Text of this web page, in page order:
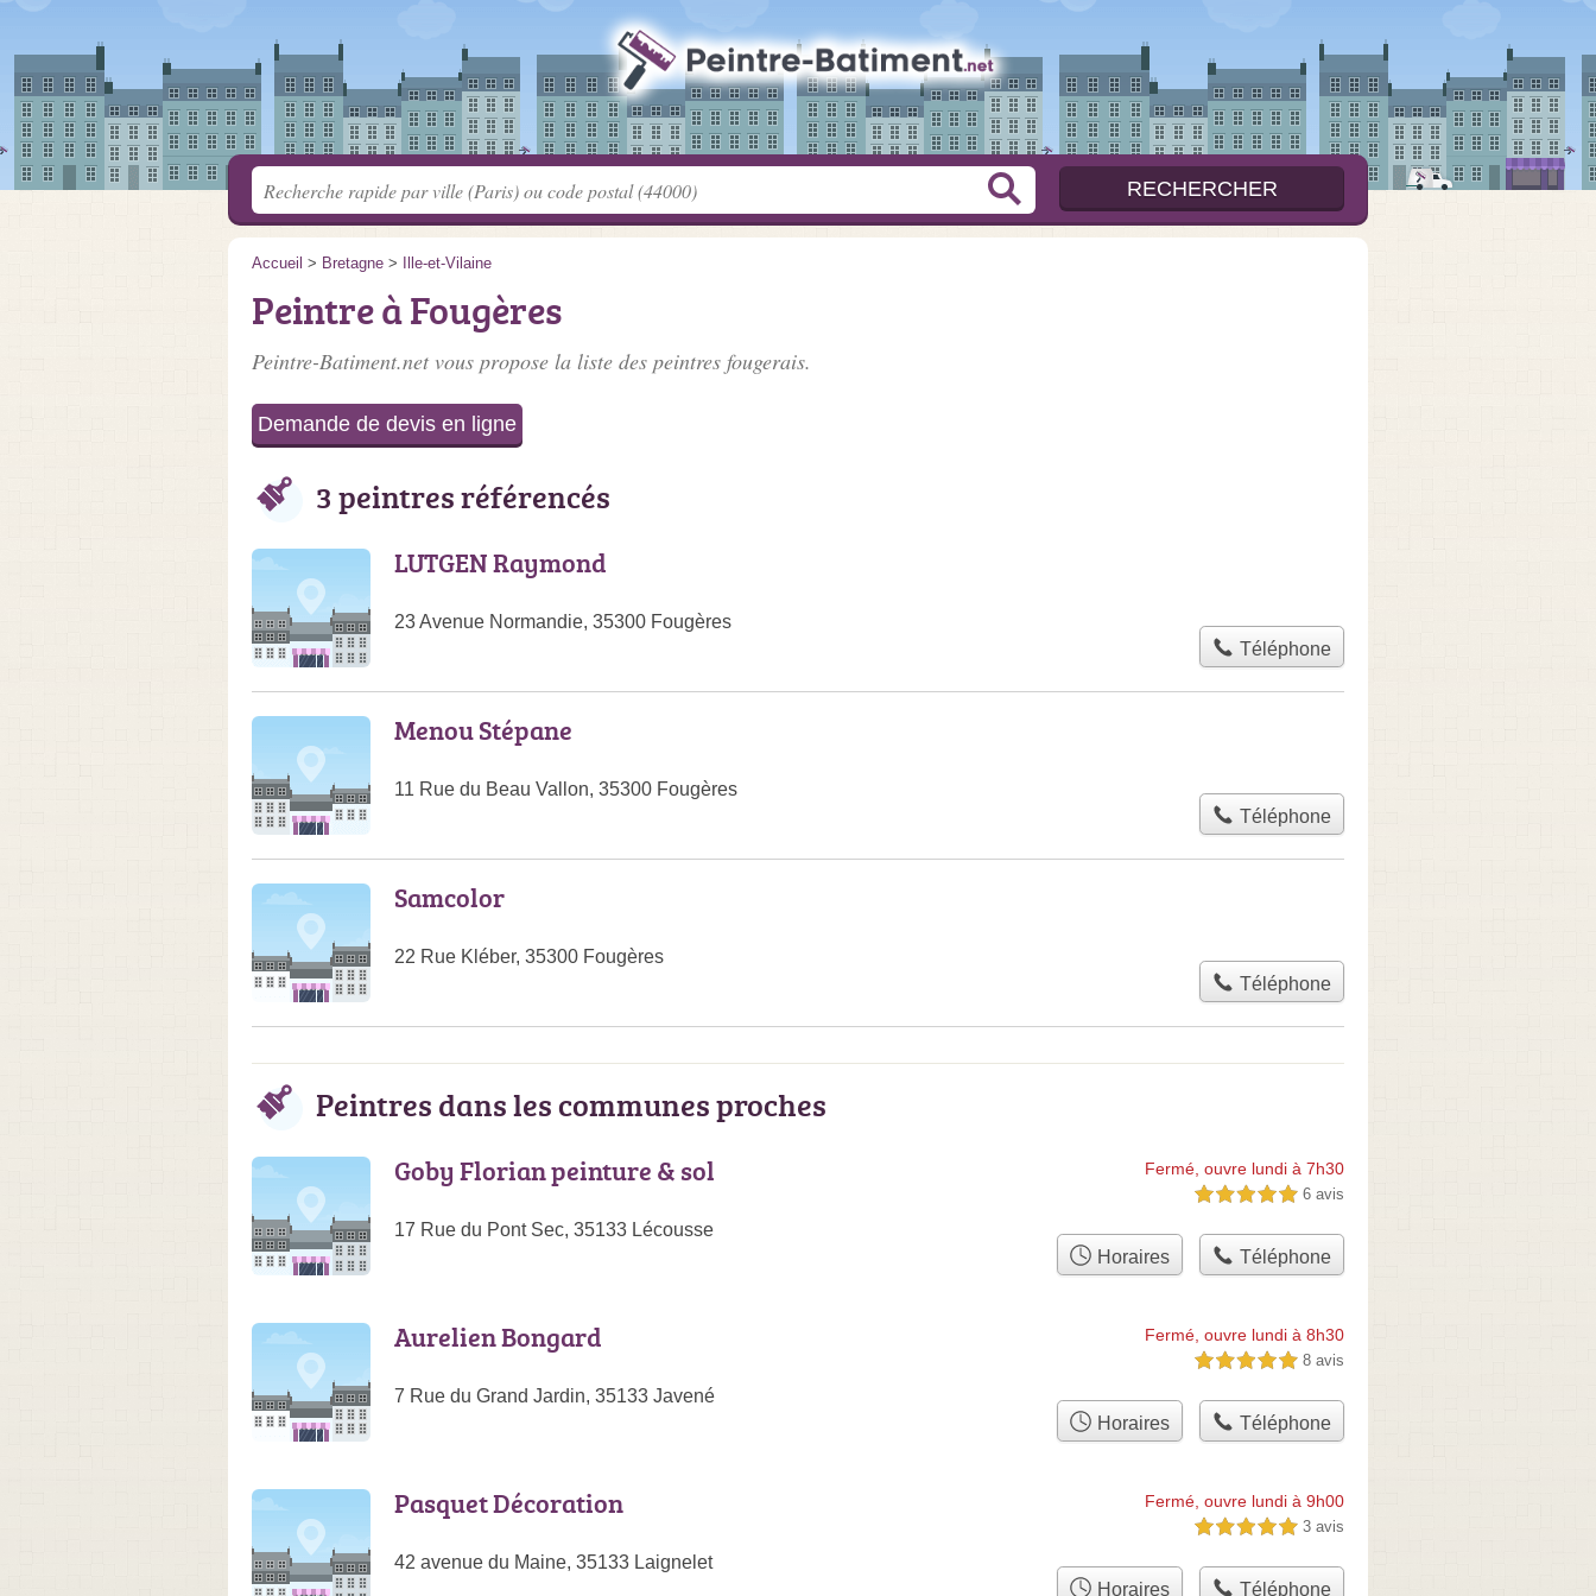
Accueil > Bretagne > Ille-et-Vilaine
Peintre à Fougères
Peintre-Batiment.net vous propose la liste des peintres fougerais.
Demande de devis en ligne
3 peintres référencés
LUTGEN Raymond
23 Avenue Normandie, 35300 Fougères
Téléphone
Menou Stépane
11 Rue du Beau Vallon, 35300 Fougères
Téléphone
Samcolor
22 Rue Kléber, 35300 Fougères
Téléphone
Peintres dans les communes proches
Goby Florian peinture & sol
17 Rue du Pont Sec, 35133 Lécousse
Fermé, ouvre lundi à 7h30
5,0 étoiles sur 5 6 avis
Horaires Téléphone
Aurelien Bongard
7 Rue du Grand Jardin, 35133 Javené
Fermé, ouvre lundi à 8h30
5,0 étoiles sur 5 8 avis
Horaires Téléphone
Pasquet Décoration
42 avenue du Maine, 35133 Laignelet
Fermé, ouvre lundi à 9h00
5,0 étoiles sur 5 3 avis
Horaires Téléphone